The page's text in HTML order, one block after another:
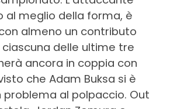
al meglio della forma, è
almeno un contributo
delle ultime tre
ancora in coppia con
che Adam Buksa si è
al polpaccio. Out